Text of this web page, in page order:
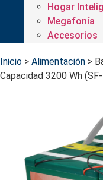
Hogar
Megafonía
Accesorios
Inicio > Alimentación >
Capacidad 3200 Wh